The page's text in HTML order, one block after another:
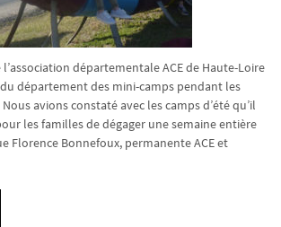
l’association départementale ACE de Haute-Loire
département des mini-camps pendant les
avions constaté avec les camps d’été qu’il
les familles de dégager une semaine entière
Florence Bonnefoux, permanente ACE et